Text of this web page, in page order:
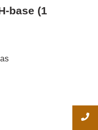
base (1